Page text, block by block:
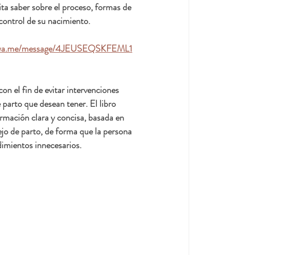
saber sobre el proceso, formas de
de su nacimiento.
message/4JEUSEQSKFEML1
el fin de evitar intervenciones
que desean tener. El libro
clara y concisa, basada en
de parto, de forma que la persona
innecesarios.